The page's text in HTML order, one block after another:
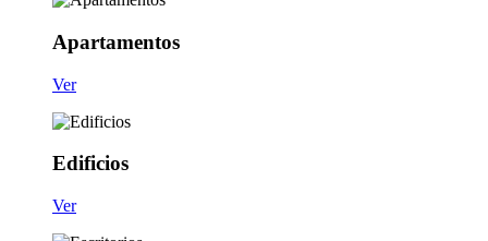
Apartamentos
Ver
Edificios
Ver